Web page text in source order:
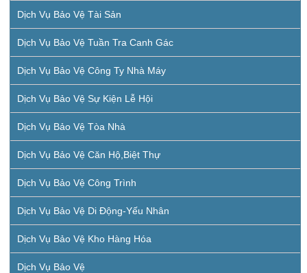
Dịch Vụ Bảo Vệ Tài Sản
Dịch Vụ Bảo Vệ Tuần Tra Canh Gác
Dịch Vụ Bảo Vệ Công Ty Nhà Máy
Dịch Vụ Bảo Vệ Sự Kiện Lễ Hội
Dịch Vụ Bảo Vệ Tòa Nhà
Dịch Vụ Bảo Vệ Căn Hộ,biệt Thự
Dịch Vụ Bảo Vệ Công Trình
Dịch Vụ Bảo Vệ Di Động-Yếu Nhân
Dịch Vụ Bảo Vệ Kho Hàng Hóa
Dịch Vụ Bảo Vệ